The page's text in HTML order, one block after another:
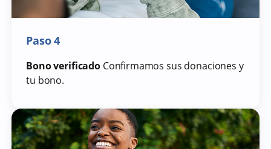
Paso 4
Bono verificado Confirmamos sus donaciones y
tu bono.